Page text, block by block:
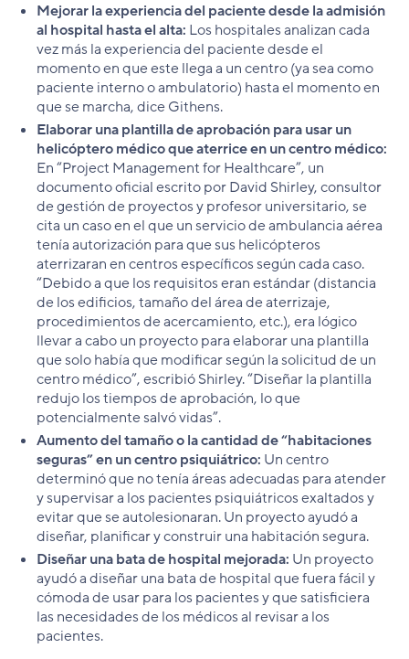
Mejorar la experiencia del paciente desde la admisión
al hospital hasta el alta: Los hospitales analizan cada
vez más la experiencia del paciente desde el
momento en que este llega a un centro (ya sea como
paciente interno o ambulatorio) hasta el momento en
que se marcha, dice Githens.
Elaborar una plantilla de aprobación para usar un
helicóptero médico que aterrice en un centro médico:
En “Project Management for Healthcare”, un
documento oficial escrito por David Shirley, consultor
de gestión de proyectos y profesor universitario, se
cita un caso en el que un servicio de ambulancia aérea
tenía autorización para que sus helicópteros
aterrizaran en centros específicos según cada caso.
“Debido a que los requisitos eran estándar (distancia
de los edificios, tamaño del área de aterrizaje,
procedimientos de acercamiento, etc.), era lógico
llevar a cabo un proyecto para elaborar una plantilla
que solo había que modificar según la solicitud de un
centro médico”, escribió Shirley. “Diseñar la plantilla
redujo los tiempos de aprobación, lo que
potencialmente salvó vidas”.
Aumento del tamaño o la cantidad de “habitaciones
seguras” en un centro psiquiátrico: Un centro
determinó que no tenía áreas adecuadas para atender
y supervisar a los pacientes psiquiátricos exaltados y
evitar que se autolesionaran. Un proyecto ayudó a
diseñar, planificar y construir una habitación segura.
Diseñar una bata de hospital mejorada: Un proyecto
ayudó a diseñar una bata de hospital que fuera fácil y
cómoda de usar para los pacientes y que satisficiera
las necesidades de los médicos al revisar a los
pacientes.